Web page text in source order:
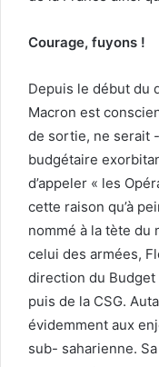
Courage, fuyons !
Depuis le début du
Macron est
de sortie, ne serait
budgétaire
d’appeler « les
cette raison qu’à
nommé à la tète du
celui des armées,
direction du Budget
puis de la CSG.
évidemment aux
sub- saharienne.